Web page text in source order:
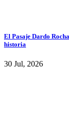
El Pasaje Dardo
historia
30 Jul, 2026